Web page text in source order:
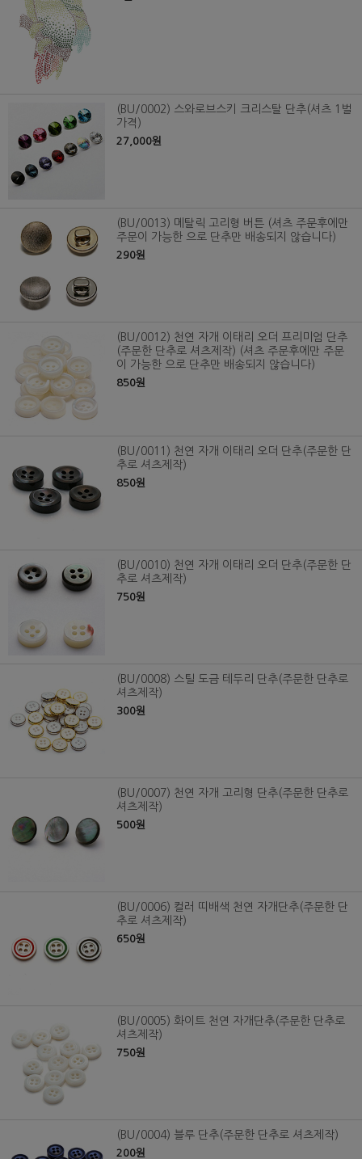
(BU/0002) 스와로브스키 크리스탈 단추(셔츠 1벌
가격)
27,000원
(BU/0013) 메탈릭 고리형 버튼 (셔츠 주문후에만
주문이 가능한 으로 단추만 배송되지 않습니다)
290원
(BU/0012) 천연 자개 이태리 오더 프리미엄 단추
(주문한 단추로 셔츠제작) (셔츠 주문후에만 주문
이 가능한 으로 단추만 배송되지 않습니다)
850원
(BU/0011) 천연 자개 이태리 오더 단추(주문한 단
추로 셔츠제작)
850원
(BU/0010) 천연 자개 이태리 오더 단추(주문한 단
추로 셔츠제작)
750원
(BU/0008) 스틸 도금 테두리 단추(주문한 단추로
셔츠제작)
300원
(BU/0007) 천연 자개 고리형 단추(주문한 단추로
셔츠제작)
500원
(BU/0006) 컬러 띠배색 천연 자개단추(주문한 단
추로 셔츠제작)
650원
(BU/0005) 화이트 천연 자개단추(주문한 단추로
셔츠제작)
750원
(BU/0004) 블루 단추(주문한 단추로 셔츠제작)
200원